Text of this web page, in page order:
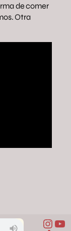
de comer
Otra